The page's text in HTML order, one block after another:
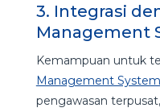
3. Integrasi
Management
Kemampuan untuk
Management System
pengawasan